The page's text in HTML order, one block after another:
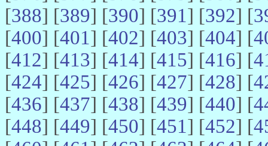
[388] [389] [390] [391] [392] [
[400] [401] [402] [403] [404] [
[412] [413] [414] [415] [416] [
[424] [425] [426] [427] [428] [
[436] [437] [438] [439] [440] [
[448] [449] [450] [451] [452] [